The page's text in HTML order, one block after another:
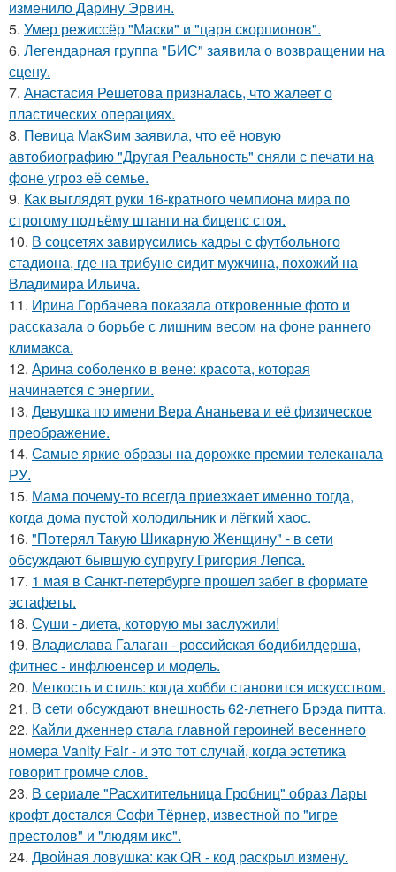
изменило Дарину Эрвин.
5. Умер режиссёр "Маски" и "царя скорпионов".
6. Легендарная группа "БИС" заявила о возвращении на
сцену.
7. Анастасия Решетова призналась, что жалеет о
пластических операциях.
8. Пeвица MакSим заявила, что её новую
автобиографию "Другая Реальность" сняли с печати на
фоне угроз её семье.
9. Как выглядят руки 16-кратного чемпиона мира по
строгому подъёму штанги на бицепс стоя.
10. В соцсетях завирусились кадры с футбольного
стадиона, где на трибуне сидит мужчина, похожий на
Владимира Ильича.
11. Ирина Горбачева показала откровенные фото и
рассказала о борьбе с лишним весом на фоне раннего
климакса.
12. Арина соболенко в вене: красота, которая
начинается с энергии.
13. Девушка по имени Вера Ананьева и её физическое
преображение.
14. Самые яркие образы на дорожке премии телеканала
РУ.
15. Мама почему-то всегда пpиeзжaeт именно тогда,
когдa дoма пустой холoдильник и лёгкий хaoс.
16. "Потерял Такую Шикарную Женщину" - в сети
обсуждают бывшую супругу Григория Лепса.
17. 1 мая в Санкт-петербурге прошел забег в формате
эстафеты.
18. Суши - диета, которую мы заслужили!
19. Владислава Галаган - российская бодибилдерша,
фитнес - инфлюенсер и модель.
20. Меткость и стиль: когда хобби становится искусством.
21. В сети обсуждают внешность 62-летнего Брэда питта.
22. Кайли дженнер стала главной героиней весеннего
номера Vanity Fair - и это тот случай, когда эстетика
говорит громче слов.
23. В сериале "Расхитительница Гробниц" образ Лары
крофт достался Софи Тёрнер, известной по "игре
престолов" и "людям икс".
24. Двойная ловушка: как QR - код раскрыл измену.